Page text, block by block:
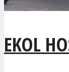
EKOL